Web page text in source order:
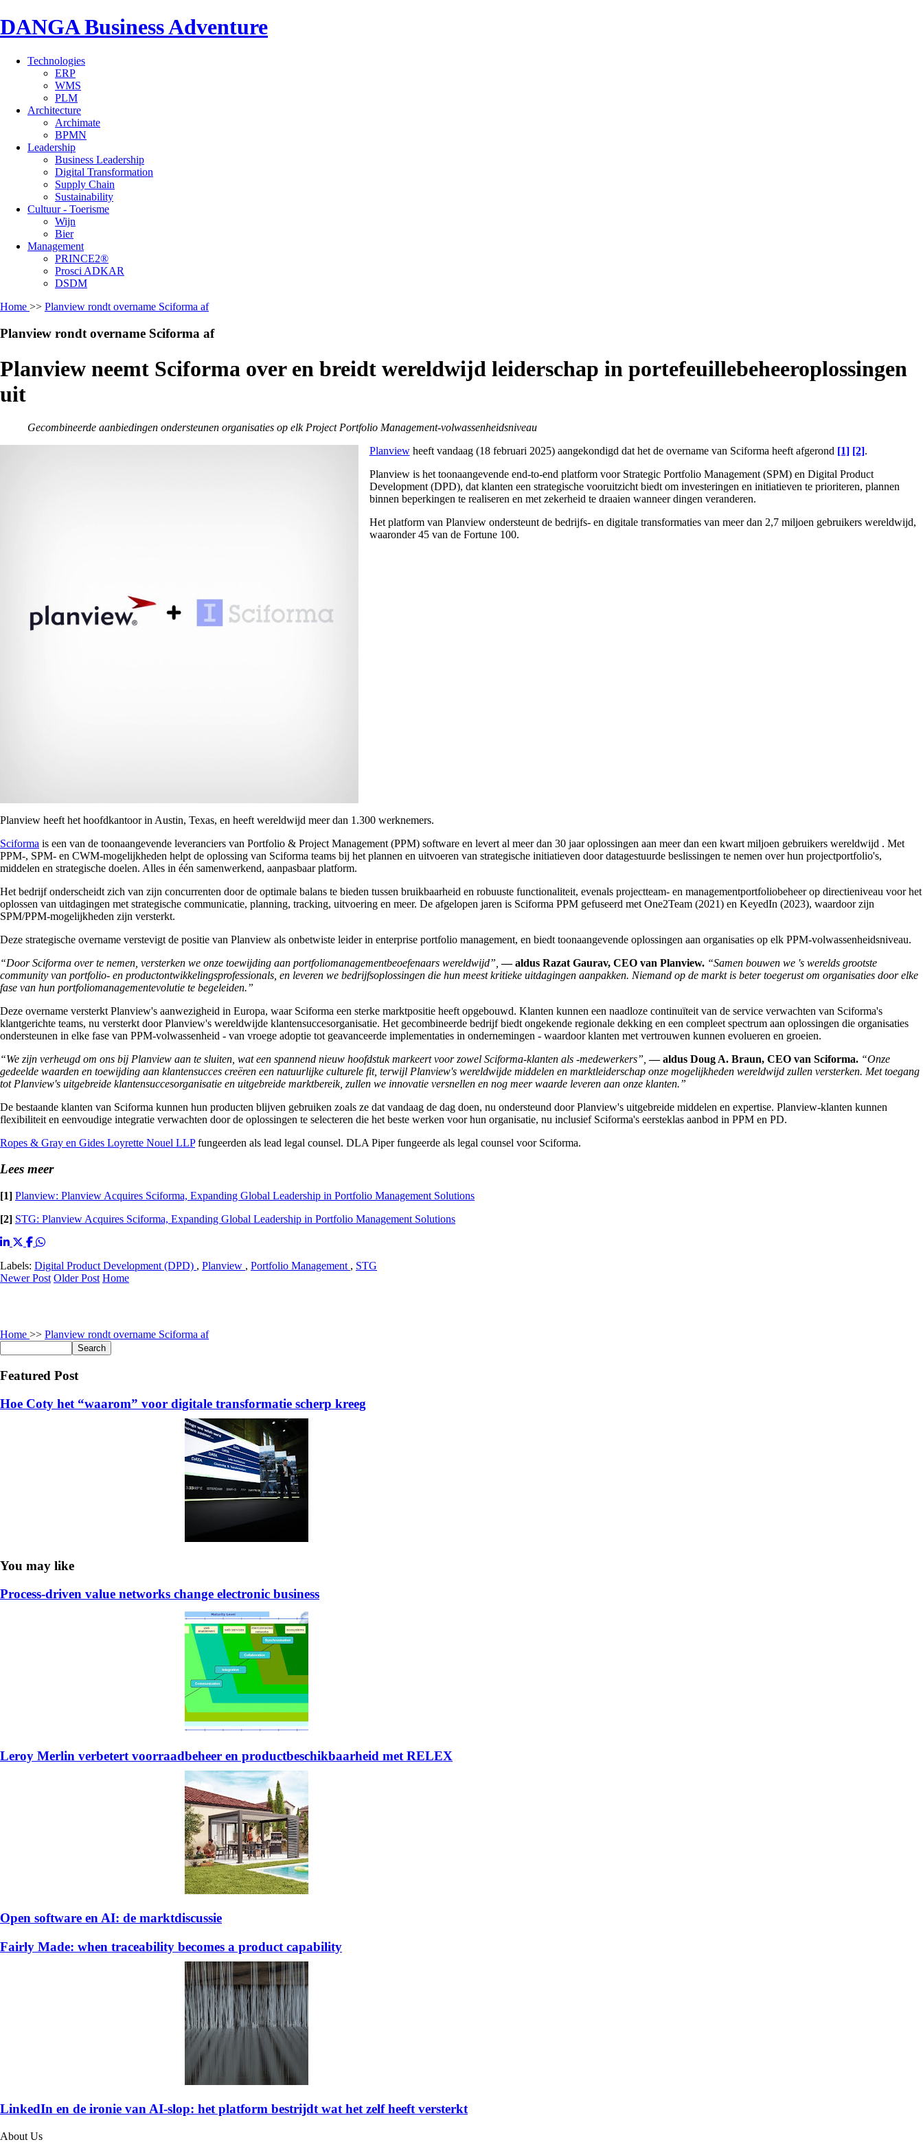
DANGA Business Adventure
Technologies
ERP
WMS
PLM
Architecture
Archimate
BPMN
Leadership
Business Leadership
Digital Transformation
Supply Chain
Sustainability
Cultuur - Toerisme
Wijn
Bier
Management
PRINCE2®
Prosci ADKAR
DSDM
Home >> Planview rondt overname Sciforma af
Planview rondt overname Sciforma af
Planview neemt Sciforma over en breidt wereldwijd leiderschap in portefeuillebeheeroplossingen
uit
Gecombineerde aanbiedingen ondersteunen organisaties op elk Project Portfolio Management-volwassenheidsniveau
Planviewheeft vandaag (18 februari 2025) aangekondigd dat het de overname van Sciforma heeft afgerond [1] [2].
Planview is het toonaangevende end-to-end platform voor Strategic Portfolio Management (SPM) en Digital Product
Development (DPD), dat klanten een strategische vooruitzicht biedt om investeringen en initiatieven te prioriteren, plannen
binnen beperkingen te realiseren en met zekerheid te draaien wanneer dingen veranderen.
Het platform van Planview ondersteunt de bedrijfs- en digitale transformaties van meer dan 2,7 miljoen gebruikers wereldwijd,
waaronder 45 van de Fortune 100.
Planview heeft het hoofdkantoor in Austin, Texas, en heeft wereldwijd meer dan 1.300 werknemers.
Sciforma is een van de toonaangevende leveranciers van Portfolio & Project Management (PPM) software en levert al meer dan 30 jaar oplossingen aan meer dan een kwart miljoen gebruikers wereldwijd . Met
PPM-, SPM- en CWM-mogelijkheden helpt de oplossing van Sciforma teams bij het plannen en uitvoeren van strategische initiatieven door datagestuurde beslissingen te nemen over hun projectportfolio's,
middelen en strategische doelen. Alles in één samenwerkend, aanpasbaar platform.
Het bedrijf onderscheidt zich van zijn concurrenten door de optimale balans te bieden tussen bruikbaarheid en robuuste functionaliteit, evenals projectteam- en managementportfoliobeheer op directieniveau voor het
oplossen van uitdagingen met strategische communicatie, planning, tracking, uitvoering en meer. De afgelopen jaren is Sciforma PPM gefuseerd met One2Team (2021) en KeyedIn (2023), waardoor zijn
SPM/PPM-mogelijkheden zijn versterkt.
Deze strategische overname verstevigt de positie van Planview als onbetwiste leider in enterprise portfolio management, en biedt toonaangevende oplossingen aan organisaties op elk PPM-volwassenheidsniveau.
“Door Sciforma over te nemen, versterken we onze toewijding aan portfoliomanagementbeoefenaars wereldwijd”, — aldus Razat Gaurav, CEO van Planview. “Samen bouwen we 's werelds grootste
community van portfolio- en productontwikkelingsprofessionals, en leveren we bedrijfsoplossingen die hun meest kritieke uitdagingen aanpakken. Niemand op de markt is beter toegerust om organisaties door elke
fase van hun portfoliomanagementevolutie te begeleiden.”
Deze overname versterkt Planview's aanwezigheid in Europa, waar Sciforma een sterke marktpositie heeft opgebouwd. Klanten kunnen een naadloze continuïteit van de service verwachten van Sciforma's
klantgerichte teams, nu versterkt door Planview's wereldwijde klantensuccesorganisatie. Het gecombineerde bedrijf biedt ongekende regionale dekking en een compleet spectrum aan oplossingen die organisaties
ondersteunen in elke fase van PPM-volwassenheid - van vroege adoptie tot geavanceerde implementaties in ondernemingen - waardoor klanten met vertrouwen kunnen evolueren en groeien.
“We zijn verheugd om ons bij Planview aan te sluiten, wat een spannend nieuw hoofdstuk markeert voor zowel Sciforma-klanten als -medewerkers”, — aldus Doug A. Braun, CEO van Sciforma. “Onze
gedeelde waarden en toewijding aan klantensucces creëren een natuurlijke culturele fit, terwijl Planview's wereldwijde middelen en marktleiderschap onze mogelijkheden wereldwijd zullen versterken. Met toegang
tot Planview's uitgebreide klantensuccesorganisatie en uitgebreide marktbereik, zullen we innovatie versnellen en nog meer waarde leveren aan onze klanten.”
De bestaande klanten van Sciforma kunnen hun producten blijven gebruiken zoals ze dat vandaag de dag doen, nu ondersteund door Planview's uitgebreide middelen en expertise. Planview-klanten kunnen
flexibiliteit en eenvoudige integratie verwachten door de oplossingen te selecteren die het beste werken voor hun organisatie, nu inclusief Sciforma's eersteklas aanbod in PPM en PD.
Ropes & Gray en Gides Loyrette Nouel LLPfungeerden als lead legal counsel. DLA Piper fungeerde als legal counsel voor Sciforma.
Lees meer
[1] Planview: Planview Acquires Sciforma, Expanding Global Leadership in Portfolio Management Solutions
[2] STG: Planview Acquires Sciforma, Expanding Global Leadership in Portfolio Management Solutions
Labels: Digital Product Development (DPD) , Planview , Portfolio Management , STG
Newer Post Older Post Home
Home >> Planview rondt overname Sciforma af
Featured Post
Hoe Coty het “waarom” voor digitale transformatie scherp kreeg
You may like
Process-driven value networks change electronic business
Leroy Merlin verbetert voorraadbeheer en productbeschikbaarheid met RELEX
Open software en AI: de marktdiscussie
Fairly Made: when traceability becomes a product capability
LinkedIn en de ironie van AI-slop: het platform bestrijdt wat het zelf heeft versterkt
About Us